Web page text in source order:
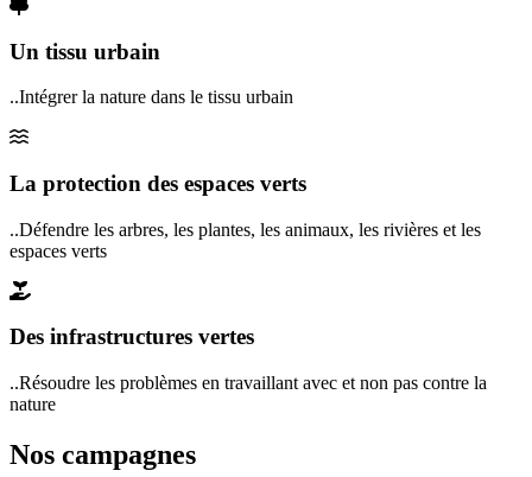
Un tissu urbain
..Intégrer la nature dans le tissu urbain
La protection des espaces verts
..Défendre les arbres, les plantes, les animaux, les rivières et les
espaces verts
Des infrastructures vertes
..Résoudre les problèmes en travaillant avec et non pas contre la
nature
Nos campagnes